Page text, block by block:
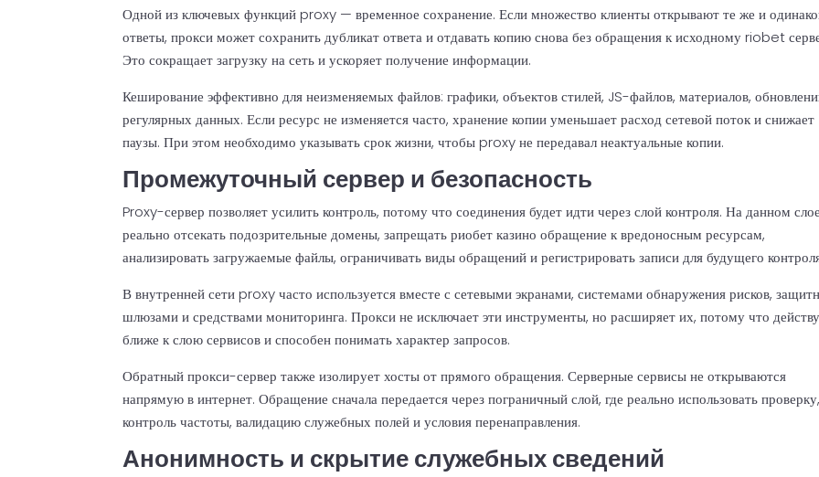
Одной из ключевых функций proxy — временное сохранение. Если множество клиенты открывают те же и
ответы, прокси может сохранить дубликат ответа и отдавать копию снова без обращения к исходному riobet
Это сокращает загрузку на сеть и ускоряет получение информации.
Кеширование эффективно для неизменяемых файлов: графики, объектов стилей, JS-файлов, материалов,
регулярных данных. Если ресурс не изменяется часто, хранение копии уменьшает расход сетевой поток и снижает
паузы. При этом необходимо указывать срок жизни, чтобы proxy не передавал неактуальные копии.
Промежуточный сервер и безопасность
Proxy-сервер позволяет усилить контроль, потому что соединения будет идти через слой контроля. На данном слое
реально отсекать подозрительные домены, запрещать риобет казино обращение к вредоносным ресурсам,
анализировать загружаемые файлы, ограничивать виды обращений и регистрировать записи для будущего
В внутренней сети proxy часто используется вместе с сетевыми экранами, системами обнаружения рисков,
шлюзами и средствами мониторинга. Прокси не исключает эти инструменты, но расширяет их, потому что
ближе к слою сервисов и способен понимать характер запросов.
Обратный прокси-сервер также изолирует хосты от прямого обращения. Серверные сервисы не открываются
напрямую в интернет. Обращение сначала передается через пограничный слой, где реально использовать проверку,
контроль частоты, валидацию служебных полей и условия перенаправления.
Анонимность и скрытие служебных сведений